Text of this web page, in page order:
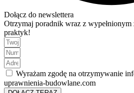
Dołącz do newslettera
Otrzymaj poradnik wraz z
praktyk!
Wyrażam zgodę na otrzymywanie
uprawnienia-budowlane.com